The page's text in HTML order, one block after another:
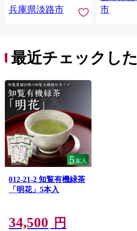
兵庫県淡路市
市
最近チェックし
012-21-2 知覧有機緑茶
「明花」5本入
34,500 円